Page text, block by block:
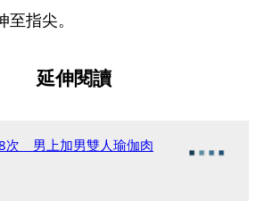
指尖。
延伸閱讀
次 男上加男雙人瑜伽肉